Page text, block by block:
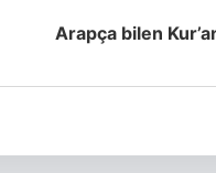
Arapça bilen